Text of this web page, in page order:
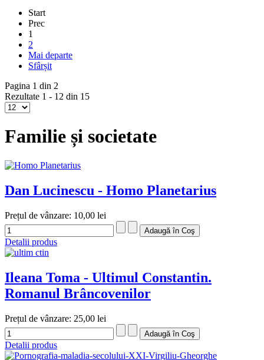
Start
Prec
1
2
Mai departe
Sfârșit
Pagina 1 din 2
Rezultate 1 - 12 din 15
Familie și societate
Dan Lucinescu - Homo Planetarius
Prețul de vânzare: 10,00 lei
Detalii produs
Ileana Toma - Ultimul Constantin.
Romanul Brâncovenilor
Prețul de vânzare: 25,00 lei
Detalii produs